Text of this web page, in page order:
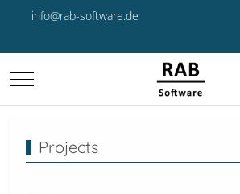
info@rab-software.de
Mobile Menu Toggle
Projects